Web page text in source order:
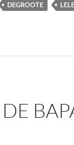
DEGROOTE